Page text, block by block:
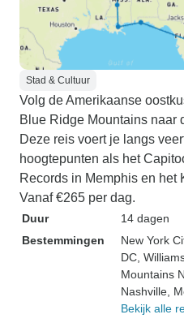
Stad & Cultuur
Volg de Amerikaanse
Blue Ridge Mountains naar
Deze reis voert je langs
hoogtepunten als het
Records in Memphis en het
Vanaf €265 per dag.
Duur
14 dagen
Bestemmingen
New York
DC ,
Mountains
Nashville ,
Bekijk alle